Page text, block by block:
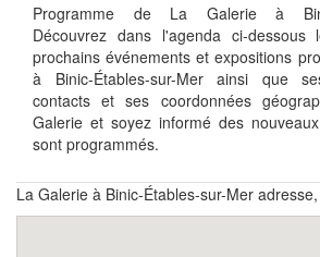
Programme de La Galerie à
Découvrez dans l'agenda ci-dessous
prochains événements et expositions
à Binic-Étables-sur-Mer ainsi que
contacts et ses coordonnées
Galerie et soyez informé des
sont programmés.
La Galerie à Binic-Étables-sur-Mer